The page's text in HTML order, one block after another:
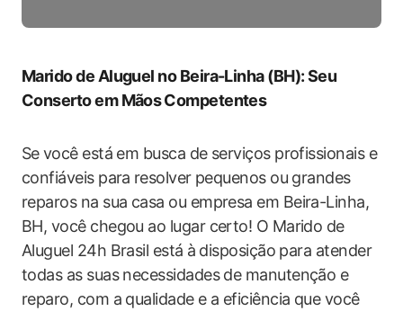
Marido de Aluguel no Beira-Linha (BH): Seu
Conserto em Mãos⁤ Competentes
Se ⁢você está em busca de serviços profissionais e
confiáveis para⁣ resolver pequenos ou grandes
reparos‌ na sua casa ou empresa em Beira-Linha,
BH, você chegou ao lugar certo! O Marido de
Aluguel 24h Brasil está⁢ à disposição para atender
todas as​ suas necessidades de manutenção e
reparo, com a qualidade e a eficiência que você